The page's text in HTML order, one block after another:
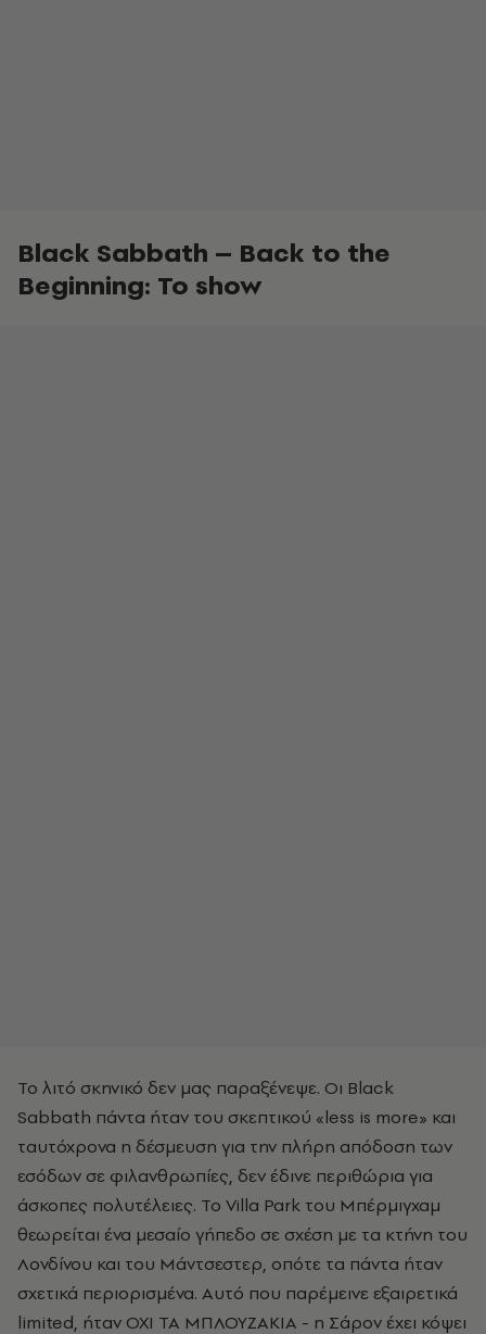
Black Sabbath – Back to the
Beginning: To show
Το λιτό σκηνικό δεν μας παραξένεψε. Οι Black
Sabbath πάντα ήταν του σκεπτικού «less is more» και
ταυτόχρονα η δέσμευση για την πλήρη απόδοση των
εσόδων σε φιλανθρωπίες, δεν έδινε περιθώρια για
άσκοπες πολυτέλειες. Το Villa Park του Μπέρμιγχαμ
θεωρείται ένα μεσαίο γήπεδο σε σχέση με τα κτήνη του
Λονδίνου και του Μάντσεστερ, οπότε τα πάντα ήταν
σχετικά περιορισμένα. Αυτό που παρέμεινε εξαιρετικά
limited, ήταν ΟΧΙ ΤΑ ΜΠΛΟΥΖΑΚΙΑ - η Σάρον έχει κόψει